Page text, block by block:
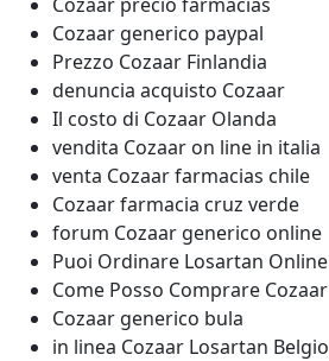
Cozaar generico paypal
Prezzo Cozaar Finlandia
denuncia acquisto Cozaar
Il costo di Cozaar Olanda
vendita Cozaar on line in italia
venta Cozaar farmacias chile
Cozaar farmacia cruz verde
forum Cozaar generico online
Puoi Ordinare Losartan Online
Come Posso Comprare Cozaar
Cozaar generico bula
in linea Cozaar Losartan Belgio